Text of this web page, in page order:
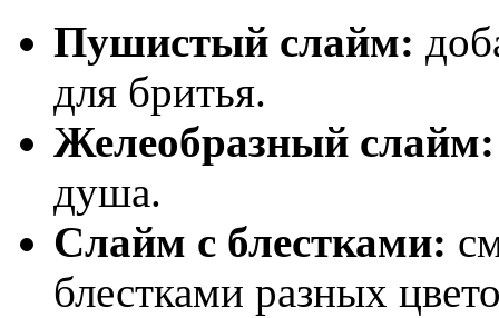
Пушистый слайм:
для бритья.
Желеобразный слайм:
душа.
Слайм с блестками:
блестками разных